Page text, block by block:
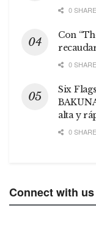
0
Con
0
Six
alta y
0
Connect with us